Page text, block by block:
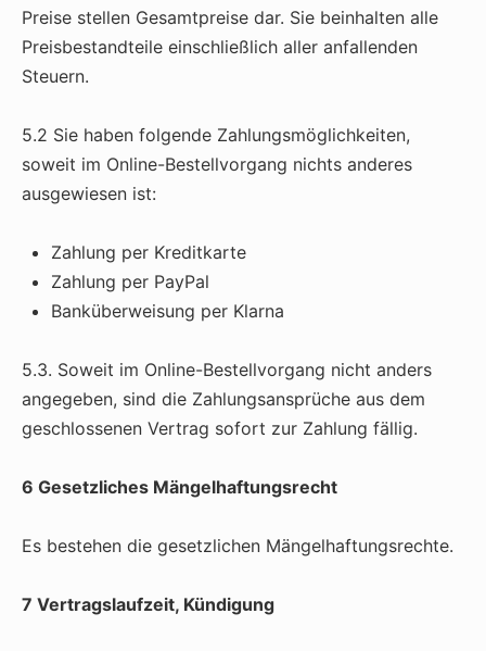
Preise stellen Gesamtpreise dar. Sie beinhalten alle
Preisbestandteile einschließlich aller anfallenden
Steuern.
5.2 Sie haben folgende Zahlungsmöglichkeiten,
soweit im Online-Bestellvorgang nichts anderes
ausgewiesen ist:
Zahlung per Kreditkarte
Zahlung per PayPal
Banküberweisung per Klarna
5.3. Soweit im Online-Bestellvorgang nicht anders
angegeben, sind die Zahlungsansprüche aus dem
geschlossenen Vertrag sofort zur Zahlung fällig.
6 Gesetzliches Mängelhaftungsrecht
Es bestehen die gesetzlichen Mängelhaftungsrechte.
7 Vertragslaufzeit, Kündigung